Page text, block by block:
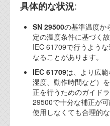
設計ブログ
テクノロジ
外部投稿記事
ブログテーマ
技術文書
ご希望の方は、お問い合
具体的な状況:
SN 29500の基準温度か
定の温度条件に基づく
IEC 61709で行うよう
なることがあります。
IEC 61709は、より広範
湿度、動作時間など）
正を行うためのガイド
29500で十分な補正が
使用しなくても合理的